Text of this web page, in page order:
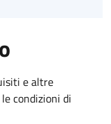
e altre
condizioni di